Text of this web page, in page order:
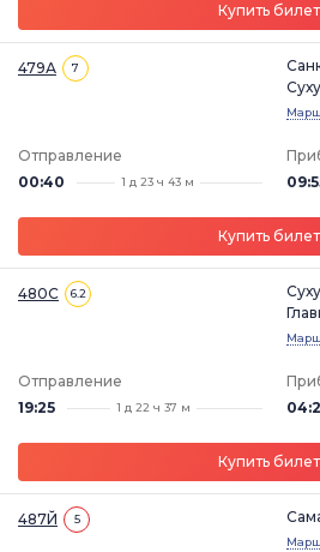
Купить билет
479А 7
Отправление
00:40
1 д 23 ч 43 м
Купить билет
480С 6.2
Отправление
19:25
1 д 22 ч 37 м
Купить билет
487Й 5